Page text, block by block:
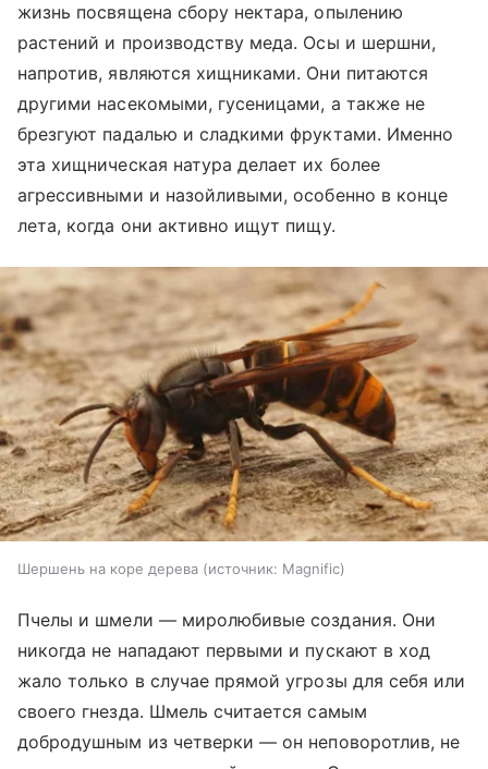
жизнь посвящена сбору нектара, опылению
растений и производству меда. Осы и шершни,
напротив, являются хищниками. Они питаются
другими насекомыми, гусеницами, а также не
брезгуют падалью и сладкими фруктами. Именно
эта хищническая натура делает их более
агрессивными и назойливыми, особенно в конце
лета, когда они активно ищут пищу.
Шершень на коре дерева источник: Magnific
Пчелы и шмели — миролюбивые создания. Они
никогда не нападают первыми и пускают в ход
жало только в случае прямой угрозы для себя или
своего гнезда. Шмель считается самым
добродушным из четверки — он неповоротлив, не